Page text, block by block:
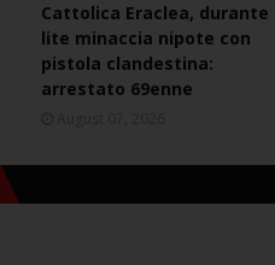
Cattolica Eraclea, durante
lite minaccia nipote con
pistola clandestina:
arrestato 69enne